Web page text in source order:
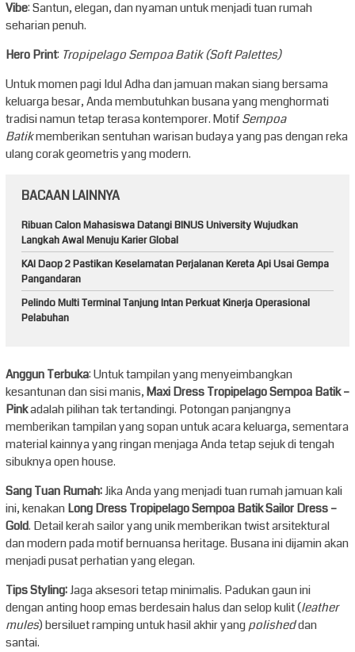
Vibe: Santun, elegan, dan nyaman untuk menjadi tuan rumah
seharian penuh.
Hero Print: Tropipelago Sempoa Batik (Soft Palettes)
Untuk momen pagi Idul Adha dan jamuan makan siang bersama
keluarga besar, Anda membutuhkan busana yang menghormati
tradisi namun tetap terasa kontemporer. MotifSempoa
Batikmemberikan sentuhan warisan budaya yang pas dengan reka
ulang corak geometris yang modern.
BACAAN LAINNYA
Ribuan Calon Mahasiswa Datangi BINUS University Wujudkan
Langkah Awal Menuju Karier Global
KAI Daop 2 Pastikan Keselamatan Perjalanan Kereta Api Usai Gempa
Pangandaran
Pelindo Multi Terminal Tanjung Intan Perkuat Kinerja Operasional
Pelabuhan
Anggun Terbuka: Untuk tampilan yang menyeimbangkan
kesantunan dan sisi manis,Maxi Dress Tropipelago Sempoa Batik –
Pinkadalah pilihan tak tertandingi. Potongan panjangnya
memberikan tampilan yang sopan untuk acara keluarga, sementara
material kainnya yang ringan menjaga Anda tetap sejuk di tengah
sibuknya open house.
Sang Tuan Rumah:Jika Anda yang menjadi tuan rumah jamuan kali
ini, kenakanLong Dress Tropipelago Sempoa Batik Sailor Dress –
Gold. Detail kerah sailor yang unik memberikan twist arsitektural
dan modern pada motif bernuansa heritage. Busana ini dijamin akan
menjadi pusat perhatian yang elegan.
Tips Styling:Jaga aksesori tetap minimalis. Padukan gaun ini
dengan anting hoop emas berdesain halus dan selop kulit (leather
mules) bersiluet ramping untuk hasil akhir yangpolisheddan
santai.